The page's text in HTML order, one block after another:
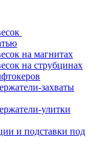
на магнитах
на струбцинах
захваты
улитки
и подставки под